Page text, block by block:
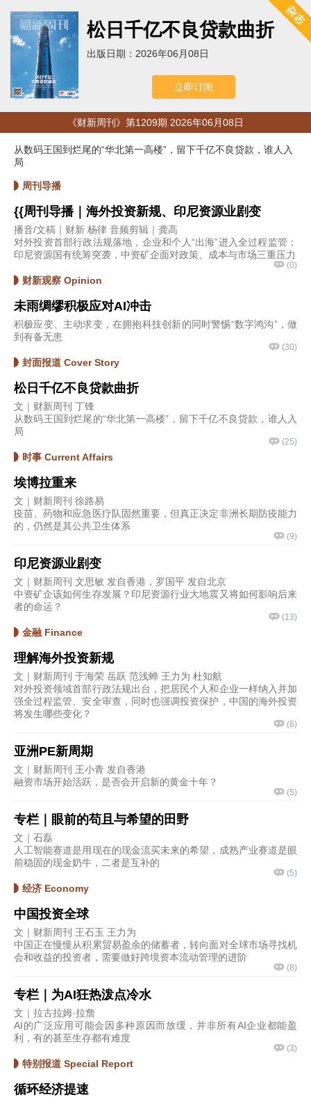
松日千亿不良贷款曲折
出版日期：2026年06月08日
立即订阅
《财新周刊》第1209期 2026年06月08日
从数码王国到烂尾的“华北第一高楼”，留下千亿不良贷款，谁人入
局
周刊导播
{{周刊导播｜海外投资新规、印尼资源业剧变
播音/文稿｜财新 杨律 音频剪辑｜龚高
对外投资首部行政法规落地，企业和个人“出海”进入全过程监管；
印尼资源国有统筹突袭，中资矿企面对政策、成本与市场三重压力
(0)
财新观察 Opinion
未雨绸缪积极应对AI冲击
积极应变、主动求变，在拥抱科技创新的同时警惕“数字鸿沟”，做
到有备无患
(30)
封面报道 Cover Story
松日千亿不良贷款曲折
文｜财新周刊 丁锋
从数码王国到烂尾的“华北第一高楼”，留下千亿不良贷款，谁人入
局
(25)
时事 Current Affairs
埃博拉重来
文｜财新周刊 徐路易
疫苗、药物和应急医疗队固然重要，但真正决定非洲长期防疫能力
的，仍然是其公共卫生体系
(9)
印尼资源业剧变
文｜财新周刊 文思敏 发自香港，罗国平 发自北京
中资矿企该如何生存发展？印尼资源行业大地震又将如何影响后来
者的命运？
(13)
金融 Finance
理解海外投资新规
文｜财新周刊 于海荣 岳跃 范浅蝉 王力为 杜知航
对外投资领域首部行政法规出台，把居民个人和企业一样纳入并加
强全过程监管、安全审查，同时也强调投资保护，中国的海外投资
将发生哪些变化？
(6)
亚洲PE新周期
文｜财新周刊 王小青 发自香港
融资市场开始活跃，是否会开启新的黄金十年？
(5)
专栏｜眼前的苟且与希望的田野
文｜石磊
人工智能赛道是用现在的现金流买未来的希望，成熟产业赛道是眼
前稳固的现金奶牛，二者是互补的
(5)
经济 Economy
中国投资全球
文｜财新周刊 王石玉 王力为
中国正在慢慢从积累贸易盈余的储蓄者，转向面对全球市场寻找机
会和收益的投资者，需要做好跨境资本流动管理的进阶
(8)
专栏｜为AI狂热泼点冷水
文｜拉古拉姆·拉詹
AI的广泛应用可能会因多种原因而放缓，并非所有AI企业都能盈
利，有的甚至生存都有难度
(3)
特别报道 Special Report
循环经济提速